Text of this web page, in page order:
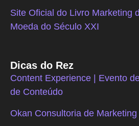
Site Oficial do Livro Marketing
Moeda do Século XXI
Dicas do Rez
Content Experience | Evento
de Conteúdo
Okan Consultoria de Marketing